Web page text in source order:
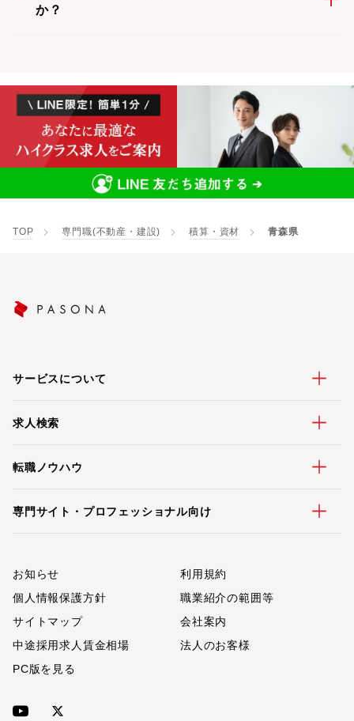
か？
TOP 専門職(不動産・建設) 積算・資材 青森県
サービスについて
求人検索
転職ノウハウ
専門サイト・プロフェッショナル向け
お知らせ
利用規約
個人情報保護方針
職業紹介の範囲等
サイトマップ
会社案内
中途採用求人賃金相場
法人のお客様
PC版を見る